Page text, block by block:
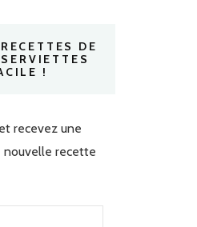
DE
!
recevez une
nouvelle recette